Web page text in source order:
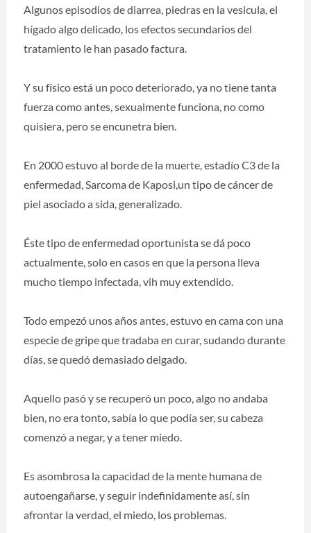
Algunos episodios de diarrea, piedras en la vesicula, el
hígado algo delicado, los efectos secundarios del
tratamiento le han pasado factura.
Y su físico está un poco deteriorado, ya no tiene tanta
fuerza como antes, sexualmente funciona, no como
quisiera, pero se encunetra bien.
En 2000 estuvo al borde de la muerte, estadío C3 de la
enfermedad, Sarcoma de Kaposi,un tipo de cáncer de
piel asociado a sida, generalizado.
Éste tipo de enfermedad oportunista se dá poco
actualmente, solo en casos en que la persona lleva
mucho tiempo infectada, vih muy extendido.
Todo empezó unos años antes, estuvo en cama con una
especie de gripe que tradaba en curar, sudando durante
días, se quedó demasiado delgado.
Aquello pasó y se recuperó un poco, algo no andaba
bien, no era tonto, sabía lo que podía ser, su cabeza
comenzó a negar, y a tener miedo.
Es asombrosa la capacidad de la mente humana de
autoengañarse, y seguir indefinidamente así, sin
afrontar la verdad, el miedo, los problemas.